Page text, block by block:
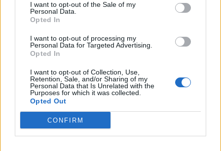
I want to opt-out of the Sale of my
Personal Data.
Opted In
I want to opt-out of processing my
Personal Data for Targeted Advertising.
Opted In
I want to opt-out of Collection, Use,
Retention, Sale, and/or Sharing of my
Personal Data that Is Unrelated with the
Purposes for which it was collected.
Opted Out
CONFIRM
Ακολουθήστε τοnotospress.gr στο Google News και
μάθετε πρώτοι
ΠΥΡΟΣΒΕΣΤΕΣ
ΛΑΚΩΝΙΑ
ΕΥΑΓΓΕΛΟΣ ΤΟΥΡΝΑΣ